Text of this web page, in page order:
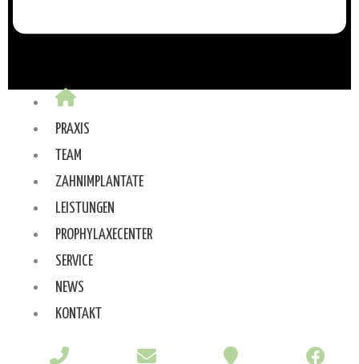
PRAXIS
TEAM
ZAHNIMPLANTATE
LEISTUNGEN
PROPHYLAXECENTER
SERVICE
NEWS
KONTAKT